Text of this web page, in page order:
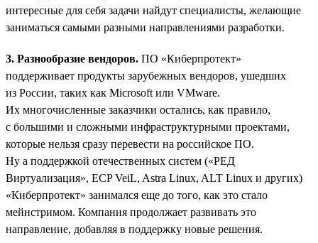
интересные для себя задачи найдут специалисты, желающие
заниматься самыми разными направлениями разработки.
3. Разнообразие вендоров. ПО «Киберпротект»
поддерживает продукты зарубежных вендоров, ушедших
из России, таких как Microsoft или VMware.
Их многочисленные заказчики остались, как правило,
с большими и сложными инфраструктурными проектами,
которые нельзя сразу перевести на российское ПО.
Ну а поддержкой отечественных систем («РЕД
Виртуализация», ECP VeiL, Astra Linux, ALT Linux и других)
«Киберпротект» занимался еще до того, как это стало
мейнстримом. Компания продолжает развивать это
направление, добавляя в поддержку новые решения.